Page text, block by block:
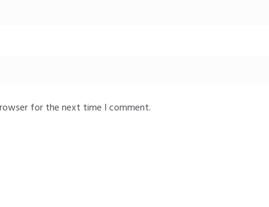
for the next time I comment.